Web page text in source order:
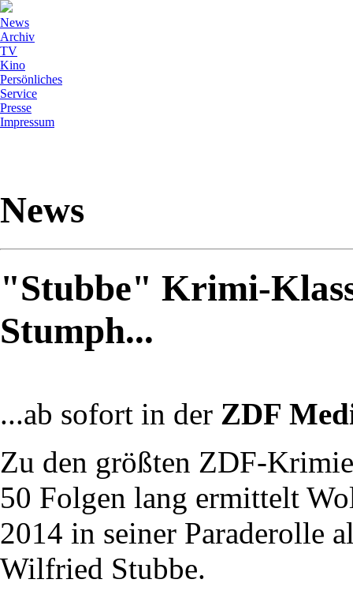
News
Archiv
TV
Kino
Persönliches
Service
Presse
Impressum
News
"Stubbe" Krimi-
Stumph...
...ab sofort in der ZDF
Zu den größten ZDF-
50 Folgen lang ermittelt
2014 in seiner Paraderolle
Wilfried Stubbe.